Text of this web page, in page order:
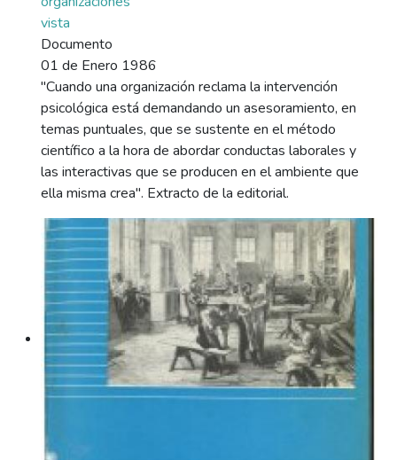
vista
Documento
01 de Enero 1986
"Cuando una organización reclama la intervención
psicológica está demandando un asesoramiento, en
temas puntuales, que se sustente en el método
científico a la hora de abordar conductas laborales y
las interactivas que se producen en el ambiente que
ella misma crea". Extracto de la editorial.